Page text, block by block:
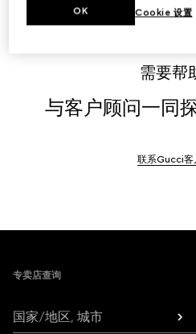
需要帮
与客户顾问一同
联系Gucci客
专卖店查询
国家/地区, 城市
Cookie 设置
OK